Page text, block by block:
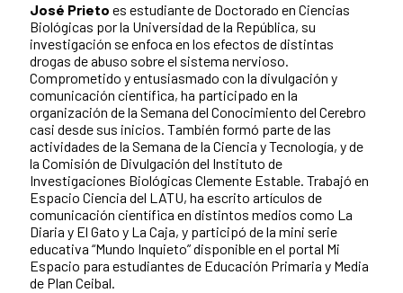
José Prieto es estudiante de Doctorado en Ciencias
Biológicas por la Universidad de la República, su
investigación se enfoca en los efectos de distintas
drogas de abuso sobre el sistema nervioso.
Comprometido y entusiasmado con la divulgación y
comunicación científica, ha participado en la
organización de la Semana del Conocimiento del Cerebro
casi desde sus inicios. También formó parte de las
actividades de la Semana de la Ciencia y Tecnología, y de
la Comisión de Divulgación del Instituto de
Investigaciones Biológicas Clemente Estable. Trabajó en
Espacio Ciencia del LATU, ha escrito artículos de
comunicación científica en distintos medios como La
Diaria y El Gato y La Caja, y participó de la mini serie
educativa “Mundo Inquieto” disponible en el portal Mi
Espacio para estudiantes de Educación Primaria y Media
de Plan Ceibal.